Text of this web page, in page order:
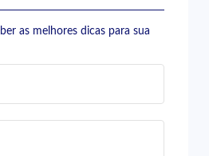
as melhores dicas para sua